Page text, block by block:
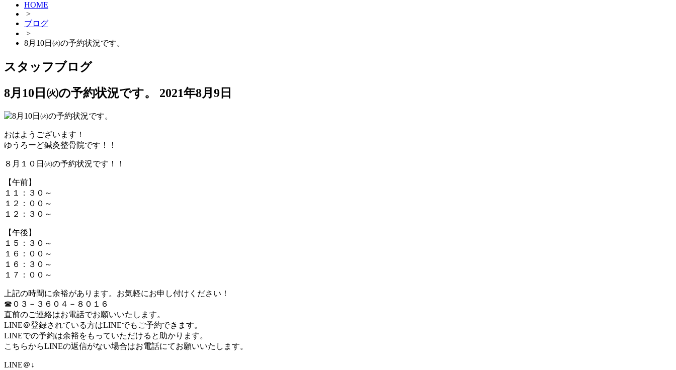
HOME
>
ブログ
>
8月10日㈫の予約状況です。
スタッフブログ
8月10日㈫の予約状況です。
2021年8月9日
おはようございます！
ゆうろーど鍼灸整骨院です！！
８月１０日㈫の予約状況です！！
【午前】
１１：３０～
１２：００～
１２：３０～
【午後】
１５：３０～
１６：００～
１６：３０～
１７：００～
上記の時間に余裕があります。お気軽にお申し付けください！
☎０３－３６０４－８０１６
直前のご連絡はお電話でお願いいたします。
LINE＠登録されている方はLINEでもご予約できます。
LINEでの予約は余裕をもっていただけると助かります。
こちらからLINEの返信がない場合はお電話にてお願いいたします。
LINE＠↓